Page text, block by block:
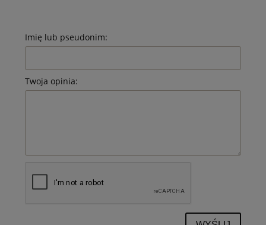
Imię lub pseudonim:
Twoja opinia: